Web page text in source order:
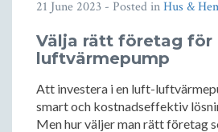
21 June 2023 - Posted inHus &
Välja rätt företag för
luftvärmepump
Att investera i en luft-
smart och kostnadseffektiv
Men hur väljer man rätt företag